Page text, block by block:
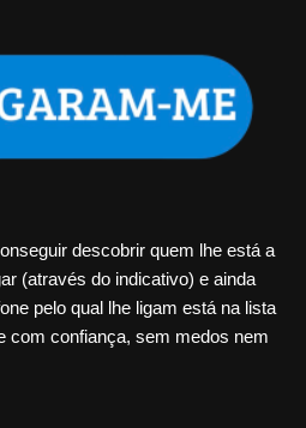
descobrir quem lhe está a
(através do indicativo) e ainda
pelo qual lhe ligam está na lista
com confiança, sem medos nem